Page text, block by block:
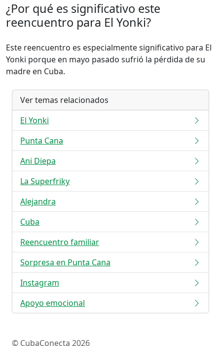
¿Por qué es significativo este
reencuentro para El Yonki?
Este reencuentro es especialmente significativo para El
Yonki porque en mayo pasado sufrió la pérdida de su
madre en Cuba.
Ver temas relacionados
El Yonki
Punta Cana
Ani Diepa
La Superfriky
Alejandra
Cuba
Reencuentro familiar
Sorpresa en Punta Cana
Instagram
Apoyo emocional
© CubaConecta 2026